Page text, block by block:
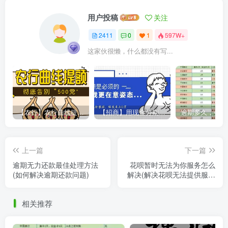
用户投稿 关注
2411 0 1 597W+
这家伙很懒，什么都没有写...
【农行】农行曲线提额，彻底告别“500党” 【招商】用现金分期提额，额度直上6万
上一篇
逾期无力还款最佳处理方法
(如何解决逾期还款问题)
下一篇
花呗暂时无法为你服务怎么
解决(解决花呗无法提供服务
相关推荐